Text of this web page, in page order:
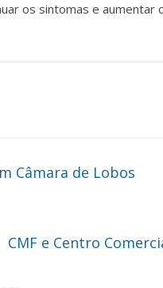
os sintomas e
Câmara de Lobos
CMF e Centro